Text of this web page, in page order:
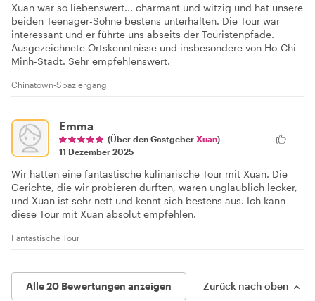
Xuan war so liebenswert... charmant und witzig und hat unsere
beiden Teenager-Söhne bestens unterhalten. Die Tour war
interessant und er führte uns abseits der Touristenpfade.
Ausgezeichnete Ortskenntnisse und insbesondere von Ho-Chi-
Minh-Stadt. Sehr empfehlenswert.
Chinatown-Spaziergang
Emma
(Über den Gastgeber Xuan)
11 Dezember 2025
Wir hatten eine fantastische kulinarische Tour mit Xuan. Die
Gerichte, die wir probieren durften, waren unglaublich lecker,
und Xuan ist sehr nett und kennt sich bestens aus. Ich kann
diese Tour mit Xuan absolut empfehlen.
Fantastische Tour
Alle 20 Bewertungen anzeigen Zurück nach oben